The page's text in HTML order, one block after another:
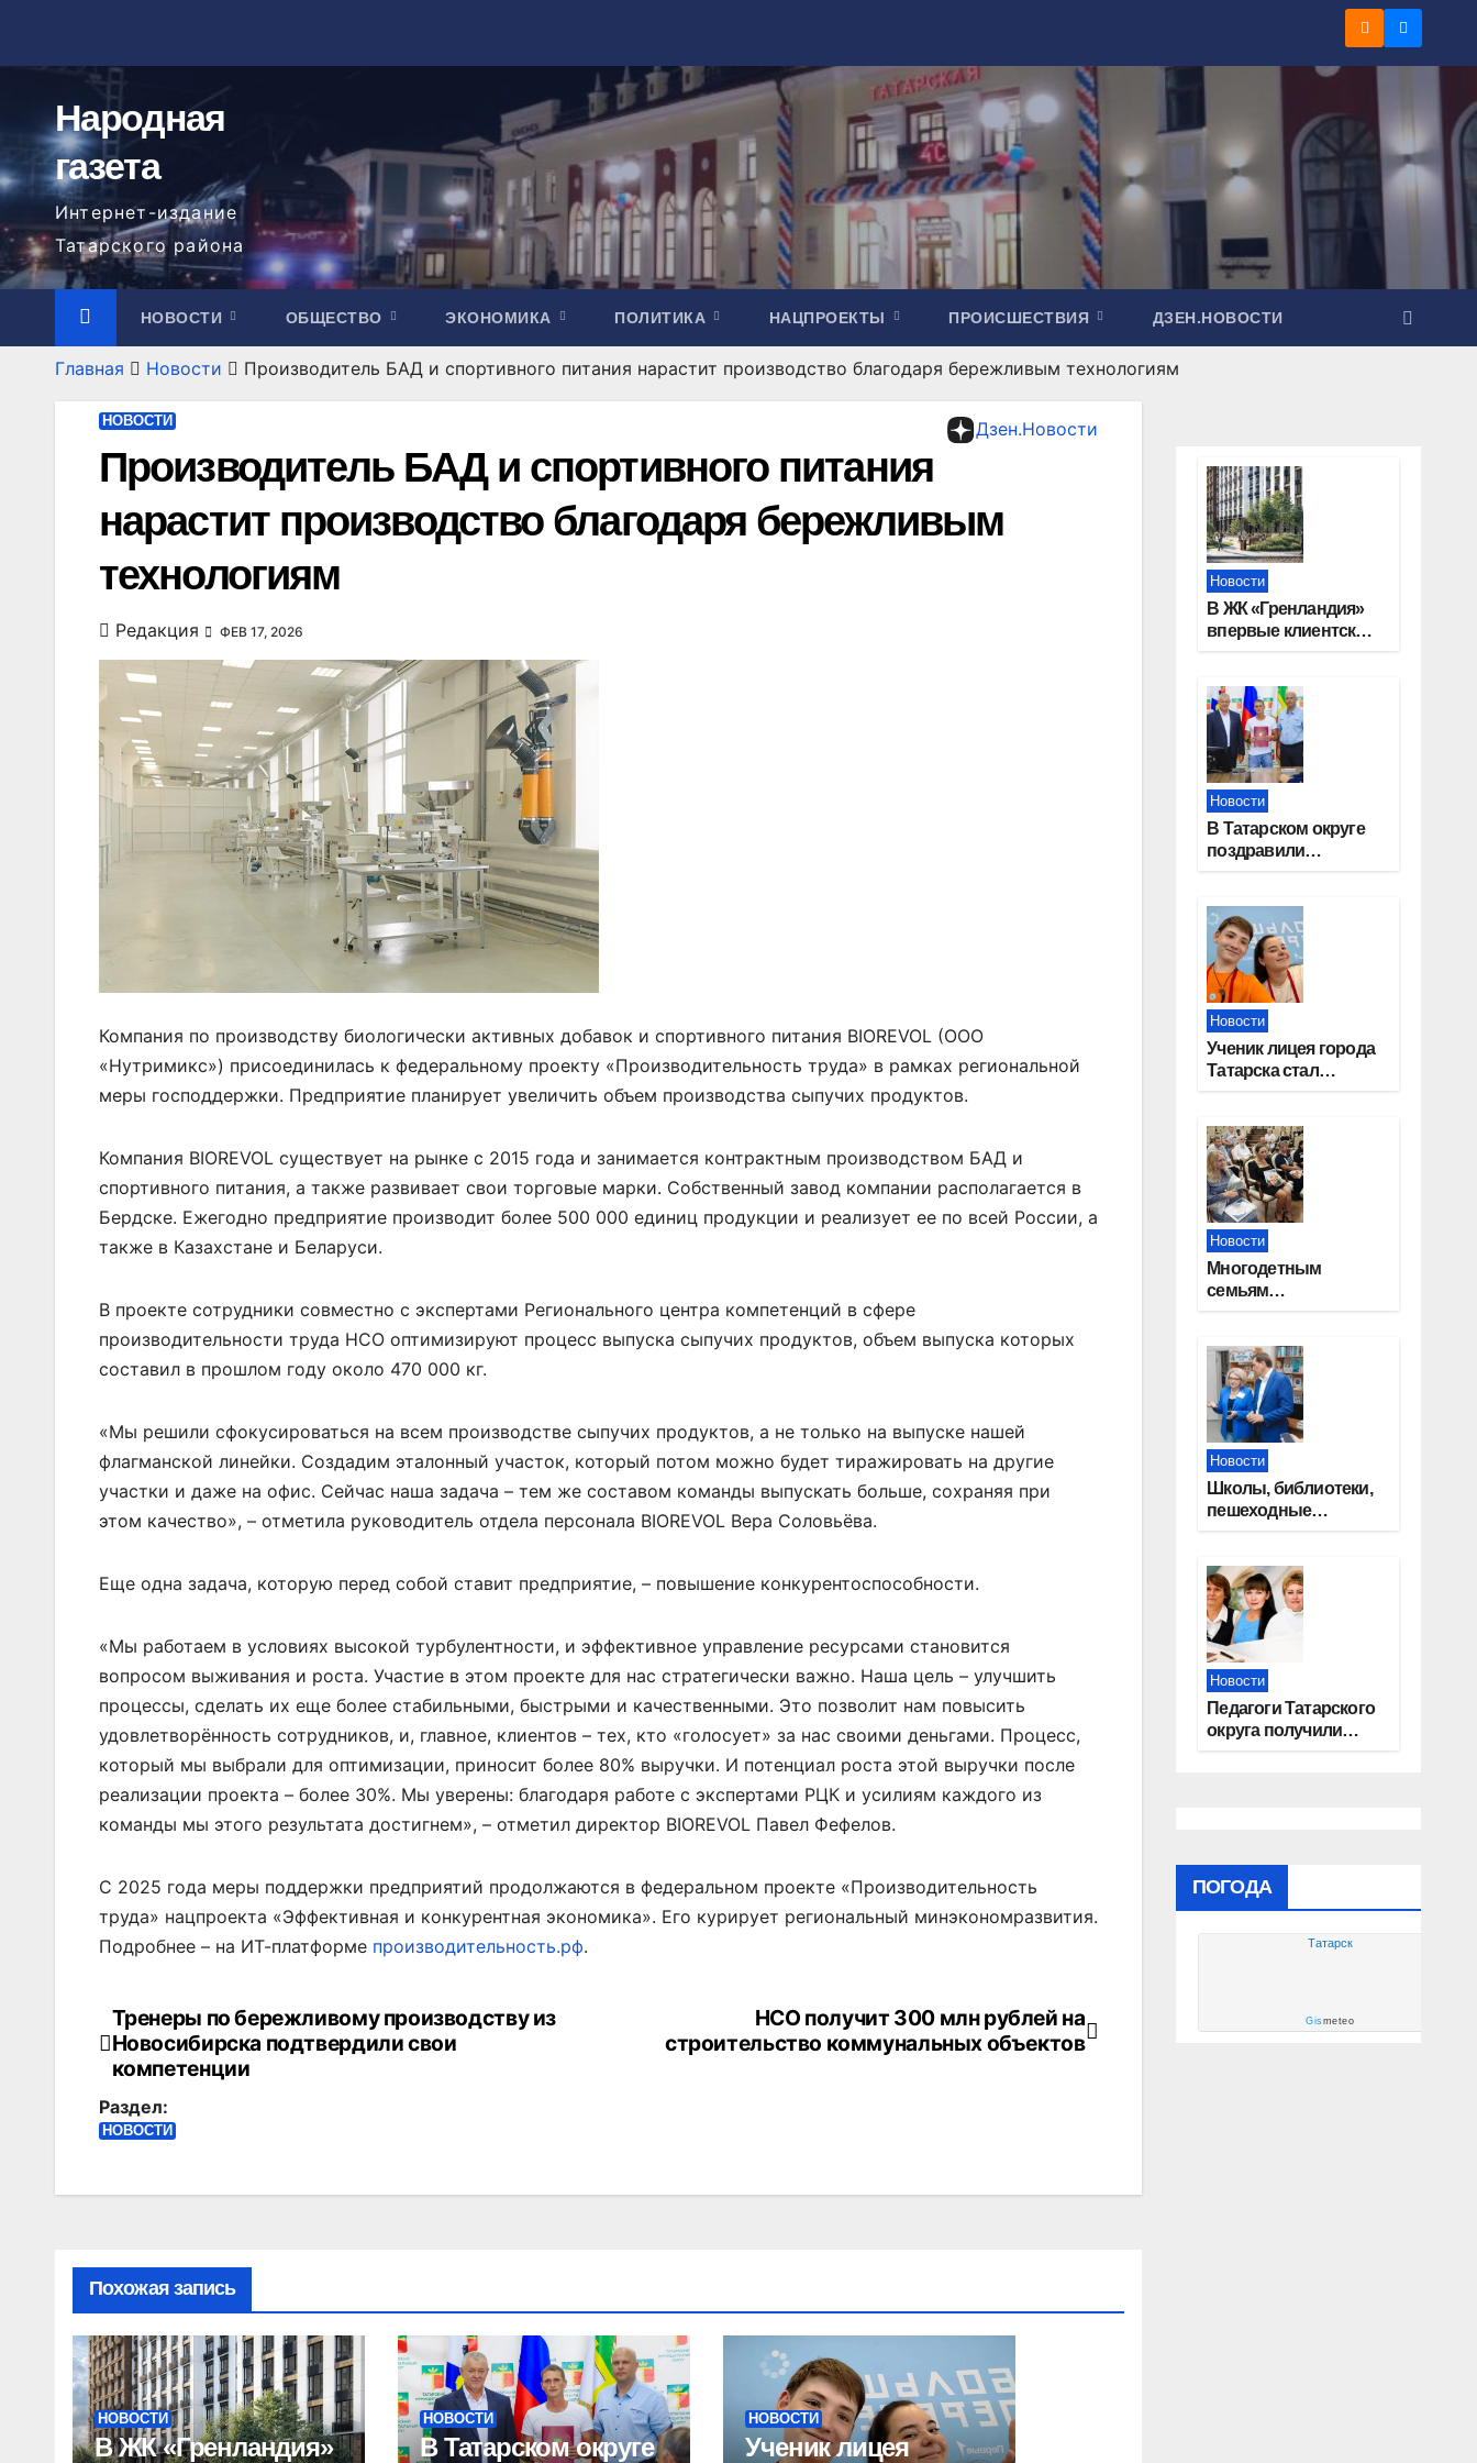
содержимому
Народная
газета
Интернет-издание
Татарского района
НОВОСТИ ОБЩЕСТВО ЭКОНОМИКА ПОЛИТИКА НАЦПРОЕКТЫ ПРОИСШЕСТВИЯ ДЗЕН.НОВОСТИ
Главная Новости Производитель БАД и спортивного питания нарастит производство благодаря бережливым технологиям
Дзен.Новости
НОВОСТИ
Производитель БАД и спортивного питания
нарастит производство благодаря бережливым
технологиям
Редакция ФЕВ 17, 2026
Компания по производству биологически активных добавок и спортивного питания BIOREVOL (ООО
«Нутримикс») присоединилась к федеральному проекту «Производительность труда» в рамках региональной
меры господдержки. Предприятие планирует увеличить объем производства сыпучих продуктов.
Компания BIOREVOL существует на рынке с 2015 года и занимается контрактным производством БАД и
спортивного питания, а также развивает свои торговые марки. Собственный завод компании располагается в
Бердске. Ежегодно предприятие производит более 500 000 единиц продукции и реализует ее по всей России, а
также в Казахстане и Беларуси.
В проекте сотрудники совместно с экспертами Регионального центра компетенций в сфере
производительности труда НСО оптимизируют процесс выпуска сыпучих продуктов, объем выпуска которых
составил в прошлом году около 470 000 кг.
«Мы решили сфокусироваться на всем производстве сыпучих продуктов, а не только на выпуске нашей
флагманской линейки. Создадим эталонный участок, который потом можно будет тиражировать на другие
участки и даже на офис. Сейчас наша задача – тем же составом команды выпускать больше, сохраняя при
этом качество», – отметила руководитель отдела персонала BIOREVOL Вера Соловьёва.
Еще одна задача, которую перед собой ставит предприятие, – повышение конкурентоспособности.
«Мы работаем в условиях высокой турбулентности, и эффективное управление ресурсами становится
вопросом выживания и роста. Участие в этом проекте для нас стратегически важно. Наша цель – улучшить
процессы, сделать их еще более стабильными, быстрыми и качественными. Это позволит нам повысить
удовлетворённость сотрудников, и, главное, клиентов – тех, кто «голосует» за нас своими деньгами. Процесс,
который мы выбрали для оптимизации, приносит более 80% выручки. И потенциал роста этой выручки после
реализации проекта – более 30%. Мы уверены: благодаря работе с экспертами РЦК и усилиям каждого из
команды мы этого результата достигнем», – отметил директор BIOREVOL Павел Фефелов.
С 2025 года меры поддержки предприятий продолжаются в федеральном проекте «Производительность
труда» нацпроекта «Эффективная и конкурентная экономика». Его курирует региональный минэкономразвития.
Подробнее – на ИТ-платформе производительность.рф.
Навигация
по
записям
НСО получит 300 млн рублей на
строительство коммунальных объектов
Тренеры по бережливому производству из
Новосибирска подтвердили свои
компетенции
Раздел:
НОВОСТИ
Похожая запись
НОВОСТИ
В ЖК «Гренландия»
НОВОСТИ
В Татарском округе
НОВОСТИ
Ученик лицея
Новости
В ЖК «Гренландия»
впервые клиентские
группы компаний
«СОЮЗ»
Новости
В Татарском округе
поздравили
отрасли
Новости
Ученик лицея города
Татарска стал
Новости
Многодетным
семьям
сертификаты на
приобретение
автомобилей
Новости
Школы, библиотеки,
пешеходные
«Единой России»
контролируют
работы на
социальных
объектах
Новости
Педагоги Татарского
округа получили
ПОГОДА
Татарск
Gismeteo